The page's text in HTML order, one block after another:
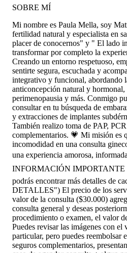
SOBRE MÍ
Mi nombre es Paula Mella, soy
fertilidad natural y especialista en
placer de conocernos" y " El lado
transformar por completo la
Creando un entorno respetuoso,
sentirte segura, escuchada y
integrativo y funcional, abordando
anticoncepción natural y
perimenopausia y más. Conmigo
consultar en tu búsqueda de
y extracciones de implantes
También realizo toma de PAP,
complementarios. 💗 Mi misión es
incomodidad en una consulta
una experiencia amorosa,
INFORMACIÓN IMPORTANTE
podrás encontrar más detalles de
DETALLES") El precio de los
valor de la consulta ($30.000)
consulta general y deseas
procedimiento o examen, el valor
Puedes revisar las imágenes con
particular, pero puedes reembolsar
seguros complementarios,